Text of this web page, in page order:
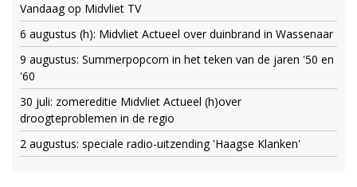
Vandaag op Midvliet TV
6 augustus (h): Midvliet Actueel over duinbrand in Wassenaar
9 augustus: Summerpopcorn in het teken van de jaren '50 en
'60
30 juli: zomereditie Midvliet Actueel (h)over
droogteproblemen in de regio
2 augustus: speciale radio-uitzending 'Haagse Klanken'